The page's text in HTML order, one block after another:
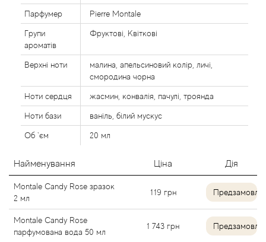
Парфумер Pierre Montale
Групи
ароматів
Фруктові, Квіткові
Верхні ноти
малина, апельсиновий колір, личі,
смородина чорна
Ноти сердця жасмин, конвалія, пачулі, троянда
Ноти бази ваніль, білий мускус
Об `єм 20 мл
Найменування Ціна Дія
Montale Candy Rose зразок
2 мл
119 грн
Montale Candy Rose
парфумована вода 50 мл
1 743 грн
Alexander McQueen
Alexandre Barthet
Alfred Dunhill
Alyson Oldoini
Alyssa Ashley
American Crew
Amouage